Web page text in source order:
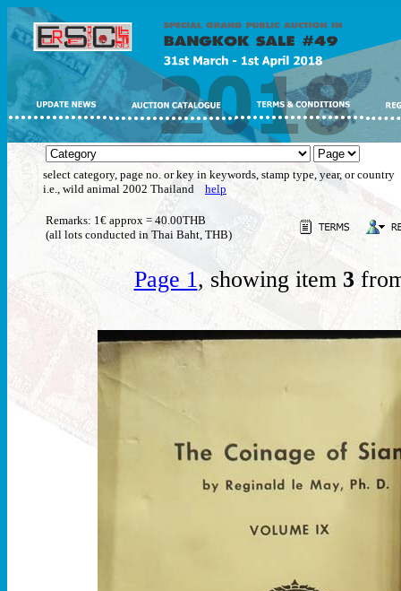
select category, page no. or key in keywords, stamp type, year, or country
i.e., wild animal 2002 Thailand help
Remarks: 1€ approx = 40.00THB
(all lots conducted in Thai Baht, THB)
Page 1, showing item 3